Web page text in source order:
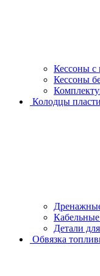
Кессоны с
Кессоны
Колодцы
Детали
Обвязка